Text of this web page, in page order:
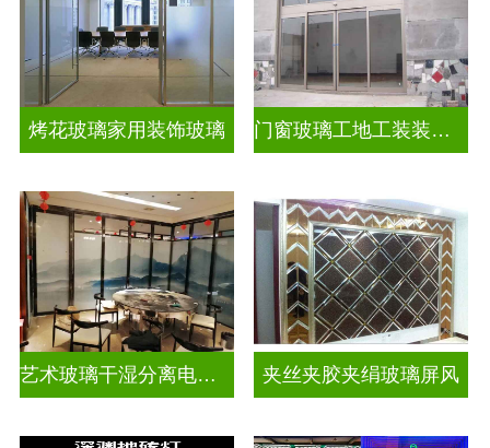
烤花玻璃家用装饰玻璃 门窗玻璃工地工装装饰玻璃
艺术玻璃干湿分离电视玻璃背景墙 夹丝夹胶夹绢玻璃屏风